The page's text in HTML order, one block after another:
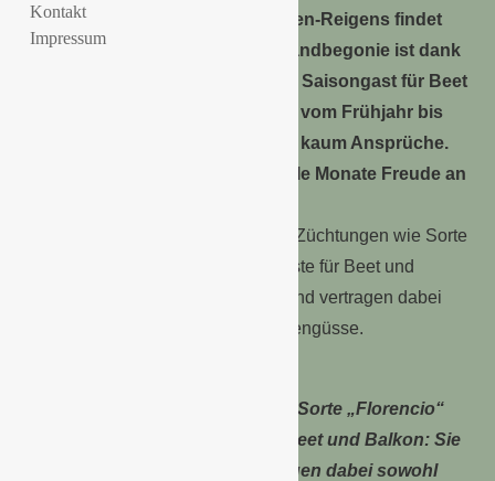
Ein neuer Star des Sommerblumen-Reigens findet
immer mehr Liebhaber: Die Freilandbegonie ist dank
moderner Züchtungen der ideale Saisongast für Beet
und Balkon. Verlässlich blüht sie vom Frühjahr bis
zum ersten Frost und stellt dabei kaum Ansprüche.
Wer sie also jetzt pflanzt, wird viele Monate Freude an
Neue Begonien-Züchtungen wie Sorte „Florencio“
sind dankbare Saisongäste für Beet und Balkon: Sie
blühen bis zum Frost und vertragen dabei sowohl
Kontakt
Impressum